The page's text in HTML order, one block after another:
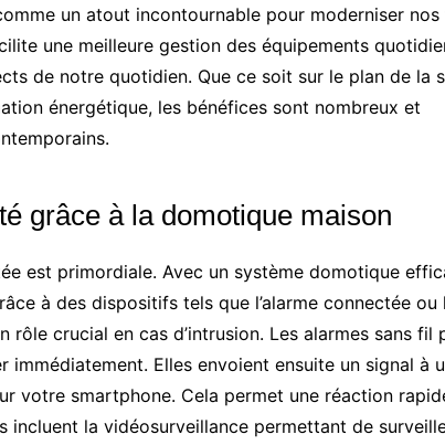
un atout incontournable pour moderniser nos
une meilleure gestion des équipements
de notre quotidien. Que ce soit sur le plan de la
énergétique, les bénéfices sont nombreux et
grâce à la domotique maison
est primordiale. Avec un système domotique
à des dispositifs tels que l’alarme connectée ou
crucial en cas d’intrusion. Les alarmes sans fil
immédiatement. Elles envoient ensuite un signal à
votre smartphone. Cela permet une réaction
incluent la vidéosurveillance permettant de